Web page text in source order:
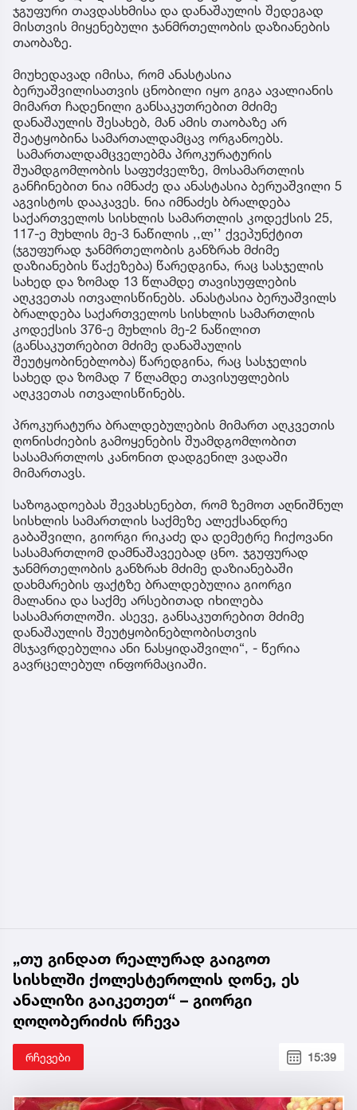
ჯგუფური თავდასხმისა და დანაშაულის შედეგად
მისთვის მიყენებული ჯანმრთელობის დაზიანების
თაობაზე.
მიუხედავად იმისა, რომ ანასტასია
ბერუაშვილისათვის ცნობილი იყო გიგა ავალიანის
მიმართ ჩადენილი განსაკუთრებით მძიმე
დანაშაულის შესახებ, მან ამის თაობაზე არ
შეატყობინა სამართალდამცავ ორგანოებს.
სამართალდამცველებმა პროკურატურის
შუამდგომლობის საფუძველზე, მოსამართლის
განჩინებით ნია იმნაძე და ანასტასია ბერუაშვილი 5
აგვისტოს დააკავეს. ნია იმნაძეს ბრალდება
საქართველოს სისხლის სამართლის კოდექსის 25,
117-ე მუხლის მე-3 ნაწილის ,,ლ’’ ქვეპუნქტით
(ჯგუფურად ჯანმრთელობის განზრახ მძიმე
დაზიანების წაქეზება) წარედგინა, რაც სასჯელის
სახედ და ზომად 13 წლამდე თავისუფლების
აღკვეთას ითვალისწინებს. ანასტასია ბერუაშვილს
ბრალდება საქართველოს სისხლის სამართლის
კოდექსის 376-ე მუხლის მე-2 ნაწილით
(განსაკუთრებით მძიმე დანაშაულის
შეუტყობინებლობა) წარედგინა, რაც სასჯელის
სახედ და ზომად 7 წლამდე თავისუფლების
აღკვეთას ითვალისწინებს.
პროკურატურა ბრალდებულების მიმართ აღკვეთის
ღონისძიების გამოყენების შუამდგომლობით
სასამართლოს კანონით დადგენილ ვადაში
მიმართავს.
საზოგადოებას შევახსენებთ, რომ ზემოთ აღნიშნულ
სისხლის სამართლის საქმეზე ალექსანდრე
გაბაშვილი, გიორგი რიკაძე და დემეტრე ჩიქოვანი
სასამართლომ დამნაშავეებად ცნო. ჯგუფურად
ჯანმრთელობის განზრახ მძიმე დაზიანებაში
დახმარების ფაქტზე ბრალდებულია გიორგი
მალანია და საქმე არსებითად იხილება
სასამართლოში. ასევე, განსაკუთრებით მძიმე
დანაშაულის შეუტყობინებლობისთვის
მსჯავრდებულია ანი ნასყიდაშვილი“, - წერია
გავრცელებულ ინფორმაციაში.
„თუ გინდათ რეალურად გაიგოთ
სისხლში ქოლესტეროლის დონე, ეს
ანალიზი გაიკეთეთ“ – გიორგი
ღოღობერიძის რჩევა
რჩევები 15:39